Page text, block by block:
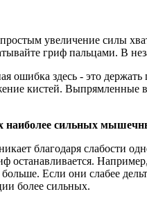
увеличение силы
гриф пальцами. В
ошибка здесь - это
кистей. Выпрямленные
сильных
благодаря слабости
останавливается.
Если они слабее
более сильных.